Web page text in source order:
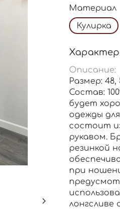
Материал
Кулирка
Описание:
Размер: 48,
Состав:
будет
одежды
состоит
рукавом.
резинкой
при
лонгсливе